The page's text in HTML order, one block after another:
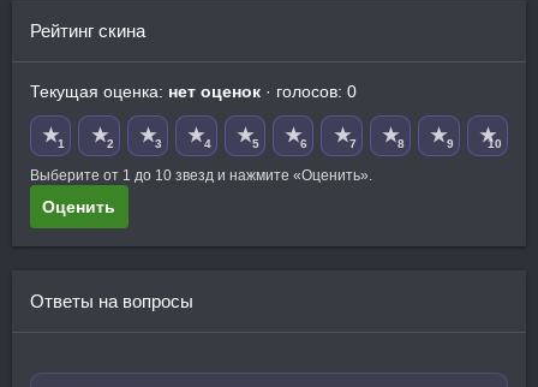
Рейтинг скина
Текущая оценка: нет оценок · голосов: 0
★1 ★2 ★3 ★4 ★5 ★6 ★7 ★8 ★9 ★10
Выберите от 1 до 10 звезд и нажмите «Оценить».
Оценить
Ответы на вопросы